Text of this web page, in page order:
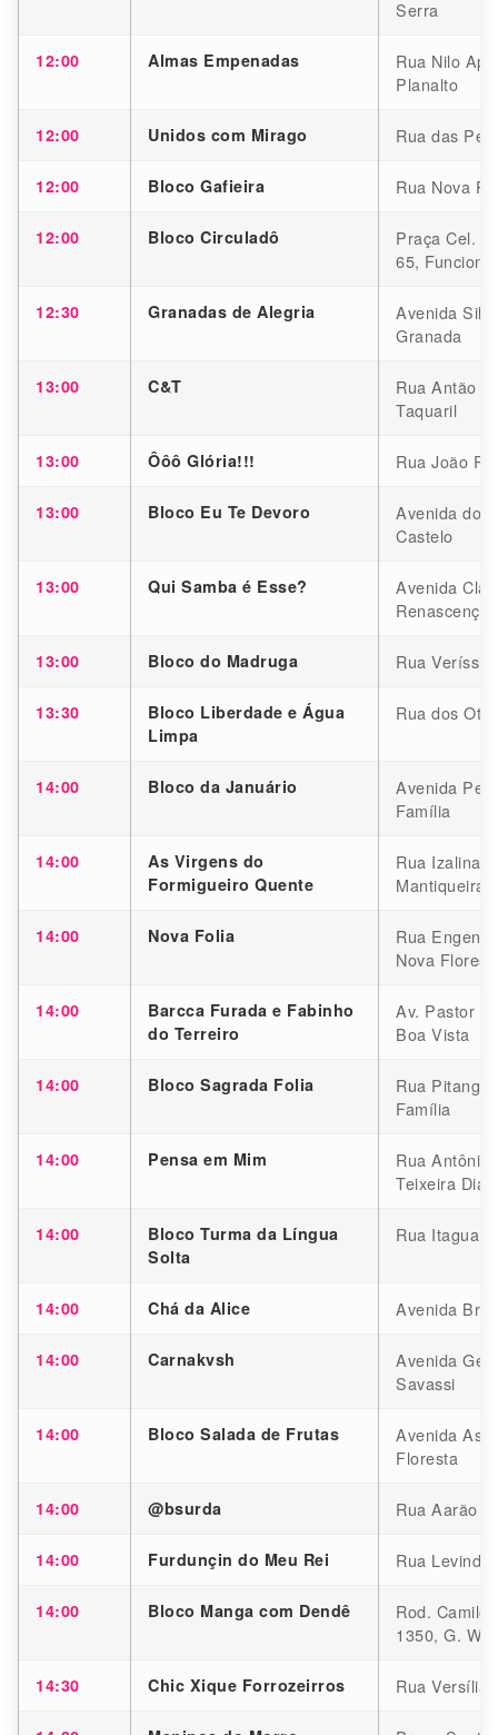
Serra
12:00 Almas Empenadas
Rua Nilo
Planalto
12:00 Unidos com Mirago Rua das
12:00 Bloco Gafieira Rua Nova
12:00 Bloco Circuladô
Praça Cel.
65,
12:30 Granadas de Alegria
Avenida
Granada
13:00 C&T
Rua Antão
Taquaril
13:00 Ôôô Glória!!! Rua João
13:00 Bloco Eu Te Devoro
Avenida dos
Castelo
13:00 Qui Samba é Esse?
Avenida
Renascença
13:00 Bloco do Madruga Rua
13:30
Bloco Liberdade e Água
Limpa
Rua dos
14:00 Bloco da Januário
Avenida
Família
14:00
As Virgens do
Formigueiro Quente
Rua Izalina
Mantiqueira
14:00 Nova Folia
Rua
Nova
14:00
Barcca Furada e Fabinho
do Terreiro
Av. Pastor
Boa Vista
14:00 Bloco Sagrada Folia
Rua
Família
14:00 Pensa em Mim
Rua Antônio
Teixeira Dias
14:00
Bloco Turma da Língua
Solta
Rua Itaguaí,
14:00 Chá da Alice Avenida
14:00 Carnakvsh
Avenida
Savassi
14:00 Bloco Salada de Frutas
Avenida
Floresta
14:00 @bsurda Rua Aarão
14:00 Furdunçin do Meu Rei Rua
14:00 Bloco Manga com Dendê
Rod. Camilo
1350, G.
14:30 Chic Xique Forrozeirros Rua